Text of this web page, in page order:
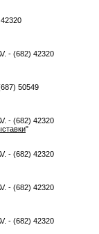
- (682) 42320
50549
- (682) 42320
"
- (682) 42320
- (682) 42320
- (682) 42320